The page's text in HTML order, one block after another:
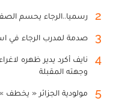
2 رسميا..الرجاء يحسم
3 صدمة لمدرب الرجاء في
4
نايف أكرد يدير ظهره
وجهته المقبلة
5 مولودية الجزائر « يخطف